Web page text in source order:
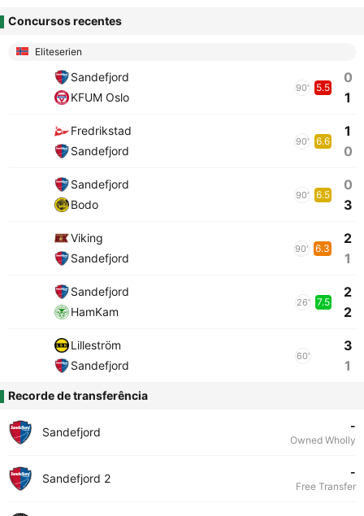
Concursos recentes
Eliteserien
Sandefjord
KFUM Oslo
90' 5.5
0
1
Fredrikstad
Sandefjord
90' 6.6
1
0
Sandefjord
Bodo
90' 6.5
0
3
Viking
Sandefjord
90' 6.3
2
1
Sandefjord
HamKam
26' 7.5
2
2
Lilleström
Sandefjord
60'
3
1
Recorde de transferência
Sandefjord -
Owned Wholly
Sandefjord 2 -
Free Transfer